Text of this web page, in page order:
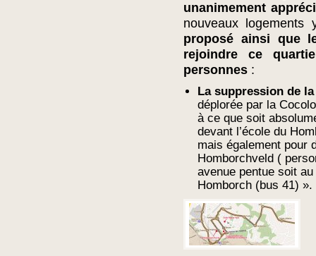
unanimement
nouveaux
proposé ainsi que
rejoindre ce
personnes :
La suppression de
déplorée par la
à ce que soit
devant l’école du
mais également pour
Homborchveld (
avenue pentue soit
Homborch (bus 41) ».